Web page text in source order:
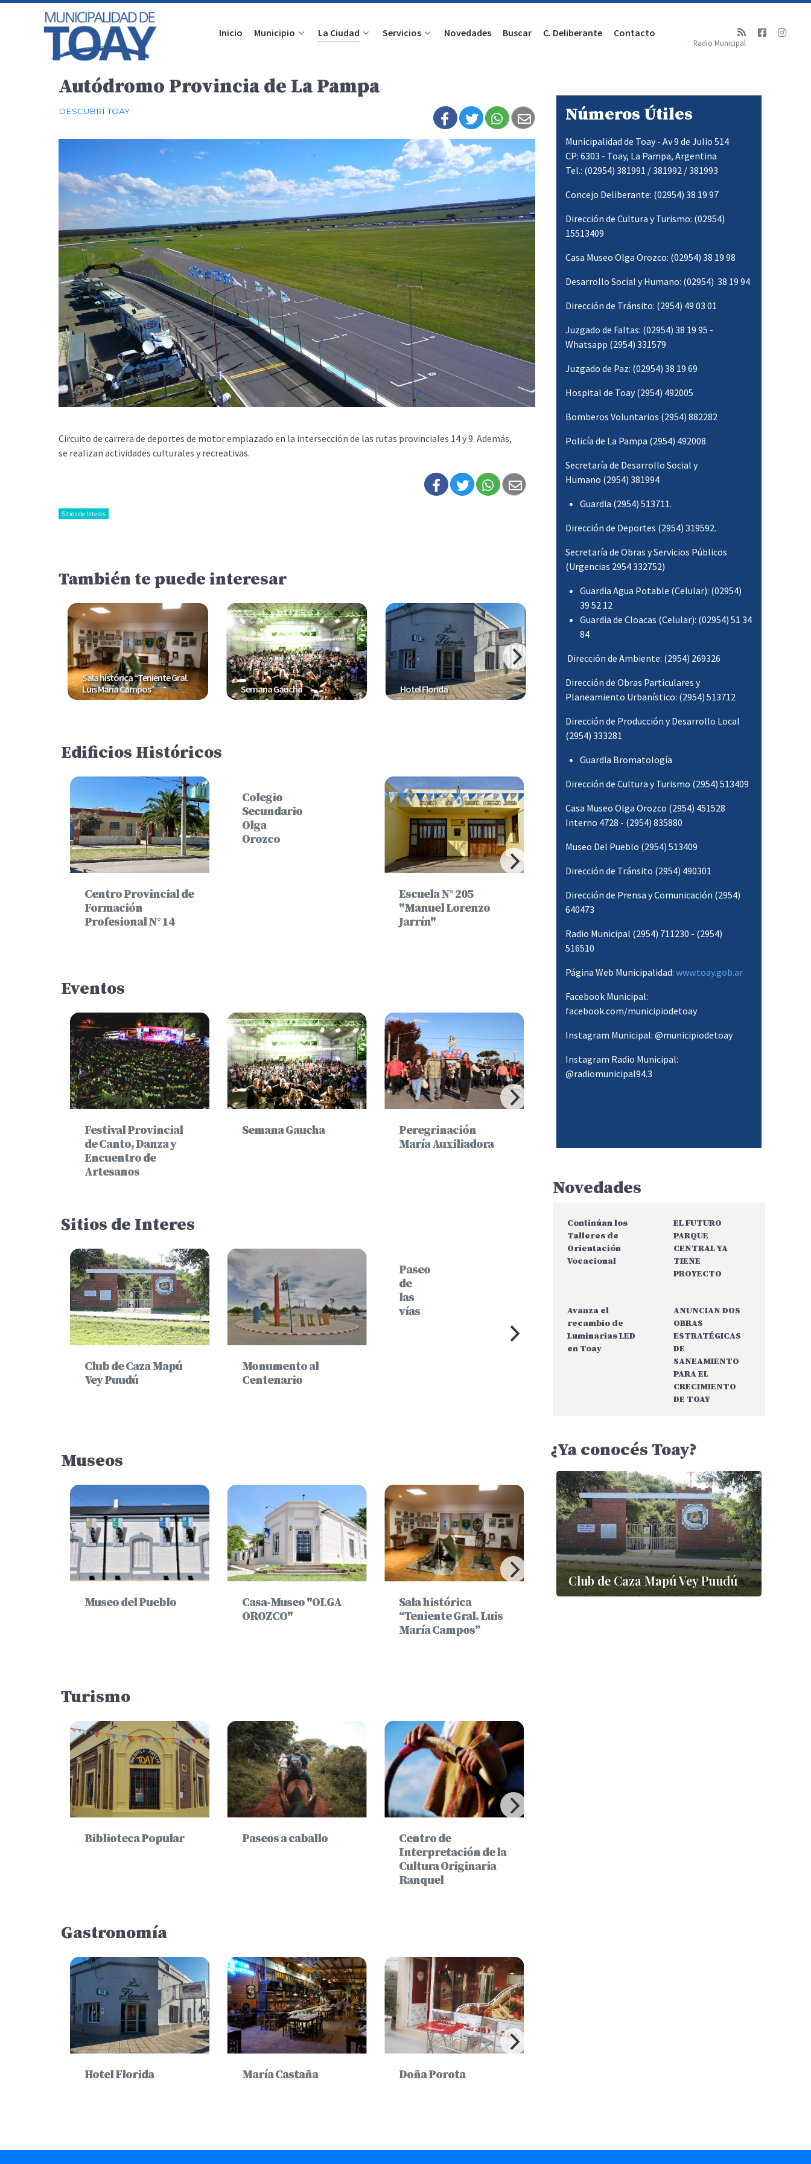
Inicio Municipio La Ciudad Servicios Novedades Buscar C. Deliberante Contacto
Radio Municipal
Autódromo Provincia de La Pampa
DESCUBRÍ TOAY
Circuito de carrera de deportes de motor emplazado en la intersección de las rutas provinciales 14 y 9. Además,
se realizan actividades culturales y recreativas.
Sitios de Interes
También te puede interesar
Sala histórica “Teniente Gral.
Luis María Campos”
Semana Gaucha Hotel Florida Monumento a Olga Orozco
Edificios Históricos
Centro Provincial de
Formación
Profesional N° 14
Colegio
Secundario
Olga
Orozco
Escuela N° 205
"Manuel Lorenzo
Jarrín"
Colegio Secundario
Claro en el Monte
Eventos
Festival Provincial
de Canto, Danza y
Encuentro de
Artesanos
Semana Gaucha
Peregrinación
María Auxiliadora
Sitios de Interes
Club de Caza Mapú
Vey Puudú
Monumento al
Centenario
Paseo
de
las
vías
Museos
Museo del Pueblo
Casa-Museo "OLGA
OROZCO"
Sala histórica
“Teniente Gral. Luis
María Campos”
Turismo
Biblioteca Popular Paseos a caballo
Centro de
Interpretación de la
Cultura Originaria
Ranquel
Gastronomía
Hotel Florida María Castaña Doña Porota
Números Útiles
Municipalidad de Toay - Av 9 de Julio 514
CP: 6303 - Toay, La Pampa, Argentina
Tel.: (02954) 381991 / 381992 / 381993
Concejo Deliberante: (02954) 38 19 97
Dirección de Cultura y Turismo: (02954)
15513409
Casa Museo Olga Orozco: (02954) 38 19 98
Desarrollo Social y Humano: (02954) 38 19 94
Dirección de Tránsito: (2954) 49 03 01
Juzgado de Faltas: (02954) 38 19 95 -
Whatsapp (2954) 331579
Juzgado de Paz: (02954) 38 19 69
Hospital de Toay (2954) 492005
Bomberos Voluntarios (2954) 882282
Policía de La Pampa (2954) 492008
Secretaría de Desarrollo Social y
Humano (2954) 381994
Guardia (2954) 513711.
Dirección de Deportes (2954) 319592.
Secretaría de Obras y Servicios Públicos
(Urgencias 2954 332752)
Guardia Agua Potable (Celular): (02954)
39 52 12
Guardia de Cloacas (Celular): (02954) 51 34
84
Dirección de Ambiente: (2954) 269326
Dirección de Obras Particulares y
Planeamiento Urbanístico: (2954) 513712
Dirección de Producción y Desarrollo Local
(2954) 333281
Guardia Bromatología
Dirección de Cultura y Turismo (2954) 513409
Casa Museo Olga Orozco (2954) 451528
Interno 4728 - (2954) 835880
Museo Del Pueblo (2954) 513409
Dirección de Tránsito (2954) 490301
Dirección de Prensa y Comunicación (2954)
640473
Radio Municipal (2954) 711230 - (2954)
516510
Página Web Municipalidad: www.toay.gob.ar
Facebook Municipal:
facebook.com/municipiodetoay
Instagram Municipal: @municipiodetoay
Instagram Radio Municipal:
@radiomunicipal94.3
Novedades
Continúan los
Talleres de
Orientación
Vocacional
EL FUTURO
PARQUE
CENTRAL YA
TIENE
PROYECTO
Avanza el
recambio de
Luminarias LED
en Toay
ANUNCIAN DOS
OBRAS
ESTRATÉGICAS
DE
SANEAMIENTO
PARA EL
CRECIMIENTO
DE TOAY
¿Ya conocés Toay?
Club de Caza Mapú Vey Puudú